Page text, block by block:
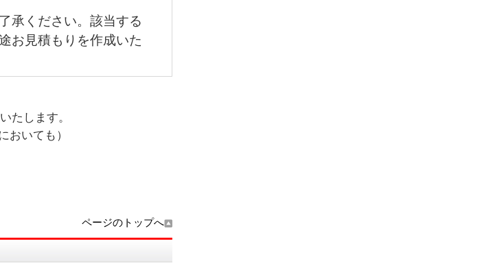
承ください。該当する
お見積もりを作成いた
たします。
おいても）
ページのトップへ